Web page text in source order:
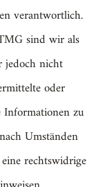
verantwortlich.
sind wir als
jedoch nicht
oder
Informationen zu
Umständen
rechtswidrige